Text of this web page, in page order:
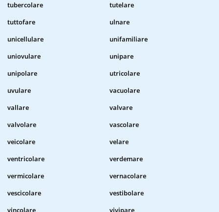
tubercolare
tutelare
tuttofare
ulnare
unicellulare
unifamiliare
uniovulare
unipare
unipolare
utricolare
uvulare
vacuolare
vallare
valvare
valvolare
vascolare
veicolare
velare
ventricolare
verdemare
vermicolare
vernacolare
vescicolare
vestibolare
vincolare
vivipare